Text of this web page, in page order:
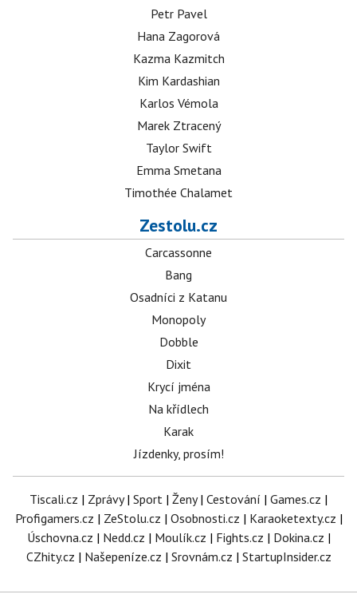
Petr Pavel
Hana Zagorová
Kazma Kazmitch
Kim Kardashian
Karlos Vémola
Marek Ztracený
Taylor Swift
Emma Smetana
Timothée Chalamet
Zestolu.cz
Carcassonne
Bang
Osadníci z Katanu
Monopoly
Dobble
Dixit
Krycí jména
Na křídlech
Karak
Jízdenky, prosím!
Tiscali.cz | Zprávy| Sport | Ženy| Cestování | Games.cz |
Profigamers.cz | ZeStolu.cz | Osobnosti.cz | Karaoketexty.cz |
Úschovna.cz | Nedd.cz | Moulík.cz | Fights.cz | Dokina.cz |
CZhity.cz | Našepeníze.cz | Srovnám.cz | StartupInsider.cz